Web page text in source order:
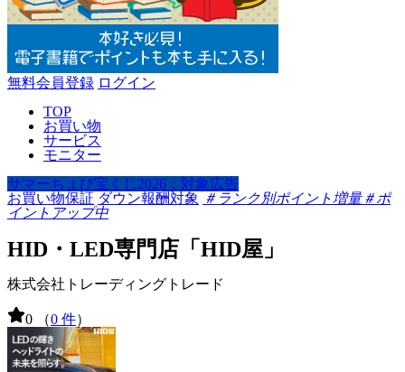
無料会員登録 ログイン
TOP
お買い物
サービス
モニター
サマーちょび宝くじ2026：対象広告
お買い物保証 ダウン報酬対象 ＃ランク別ポイント増量＃ポ
イントアップ中
HID・LED専門店「HID屋」
株式会社トレーディングトレード
0 （0 件）